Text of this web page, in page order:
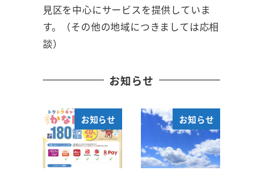
見区を中心にサービスを提供していま
す。（その他の地域につきましては応相
談）
お知らせ
お知らせ お知らせ